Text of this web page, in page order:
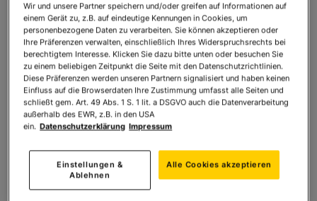
1895 Fortuna - Ausgabe 2022/2023
5451525
Sofort lieferbar
Wir und unsere Partner speichern und/oder greifen auf Informationen auf
einem Gerät zu, z.B. auf eindeutige Kennungen in Cookies, um
personenbezogene Daten zu verarbeiten. Sie können akzeptieren oder
Ihre Präferenzen verwalten, einschließlich Ihres Widerspruchsrechts bei
berechtigtem Interesse. Klicken Sie dazu bitte unten oder besuchen Sie
zu einem beliebigen Zeitpunkt die Seite mit den Datenschutzrichtlinien.
Diese Präferenzen werden unseren Partnern signalisiert und haben keinen
Einfluss auf die Browserdaten Ihre Zustimmung umfasst alle Seiten und
schließt gem. Art. 49 Abs. 1 S. 1 lit. a DSGVO auch die Datenverarbeitung
außerhalb des EWR, z.B. in den USA
ein. Datenschutzerklärung Impressum
Einstellungen &
Ablehnen
Alle Cookies akzeptieren